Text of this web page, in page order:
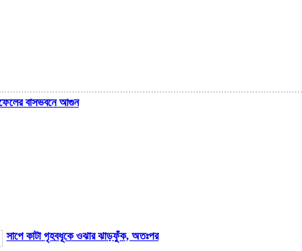
বাসভবনে আগুন
সাপে কাটা গৃহবধূকে ওঝার ঝাড়ফুঁক, অতঃপর